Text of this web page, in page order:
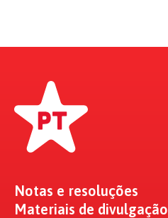
Notas e resoluções
Materiais de divulgação